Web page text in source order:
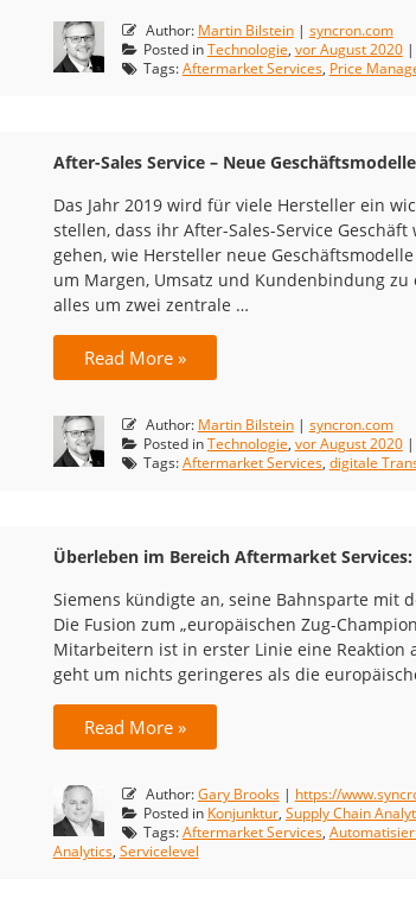
Author: Martin Bilstein| syncron.com
Posted inTechnologie, vor August 2020|
Tags:Aftermarket Services, Price
After-Sales Service – Neue
Das Jahr 2019 wird für viele Hersteller ein
stellen, dass ihr After-Sales-Service
gehen, wie Hersteller neue
um Margen, Umsatz und Kundenbindung
alles um zwei zentrale …
Read More »
Author: Martin Bilstein| syncron.com
Posted inTechnologie, vor August 2020|
Tags:Aftermarket Services, digitale
Überleben im Bereich Aftermarket
Siemens kündigte an, seine Bahnsparte mit
Die Fusion zum „europäischen Zug-
Mitarbeitern ist in erster Linie eine Reaktion
geht um nichts geringeres als die
Read More »
Author:Gary Brooks| https://
Posted in Konjunktur, Supply Chain
Tags:Aftermarket Services,
Analytics, Servicelevel